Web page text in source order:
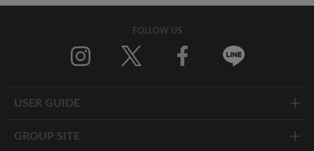
FOLLOW US
USER GUIDE
GROUP SITE